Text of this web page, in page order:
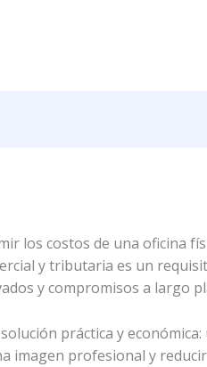
los costos de una oficina
y tributaria es un
y compromisos a largo
práctica y económica:
imagen profesional y